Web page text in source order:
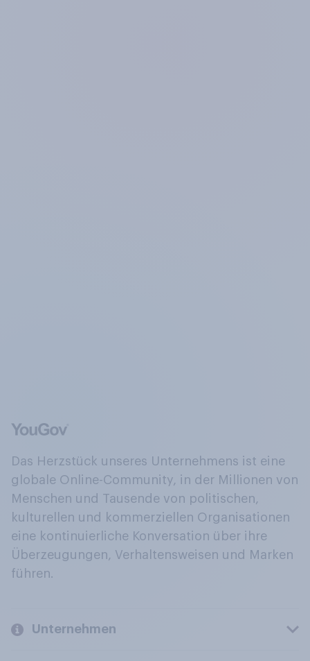
Das Herzstück unseres Unternehmens ist eine
globale Online-Community, in der Millionen von
Menschen und Tausende von politischen,
kulturellen und kommerziellen Organisationen
eine kontinuierliche Konversation über ihre
Überzeugungen, Verhaltensweisen und Marken
führen.
Unternehmen